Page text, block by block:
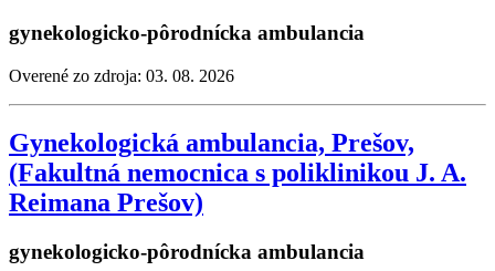
gynekologicko-pôrodnícka ambulancia
Overené zo zdroja: 03. 08. 2026
Gynekologická ambulancia, Prešov,
(Fakultná nemocnica s poliklinikou J. A.
Reimana Prešov)
gynekologicko-pôrodnícka ambulancia